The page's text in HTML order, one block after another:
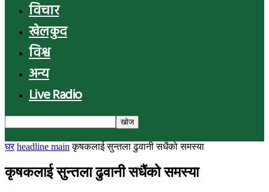
विचार
खेलकुद
विश्व
अन्य
Live Radio
घर headline main कृषकलाई सुन्तला ढुवानी सधैंको समस्या
कृषकलाई सुन्तला ढुवानी सधैंको समस्या